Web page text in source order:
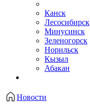
Канск
Лесосибирск
Минусинск
Зеленогорск
Норильск
Кызыл
Абакан
Новости